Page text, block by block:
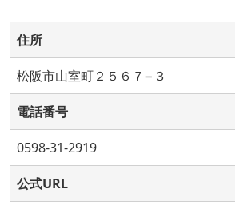
住所
松阪市山室町２５６７−３
電話番号
0598-31-2919
公式URL